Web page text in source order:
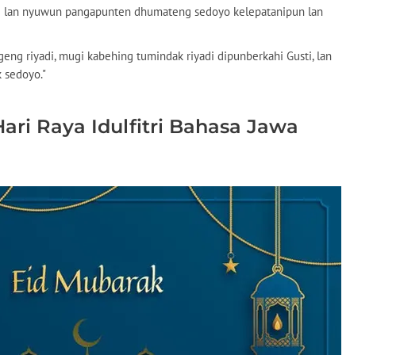
nyuwun pangapunten dhumateng sedoyo kelepatanipun lan
riyadi, mugi kabehing tumindak riyadi dipunberkahi Gusti, lan
sedoyo."
Raya Idulfitri Bahasa Jawa